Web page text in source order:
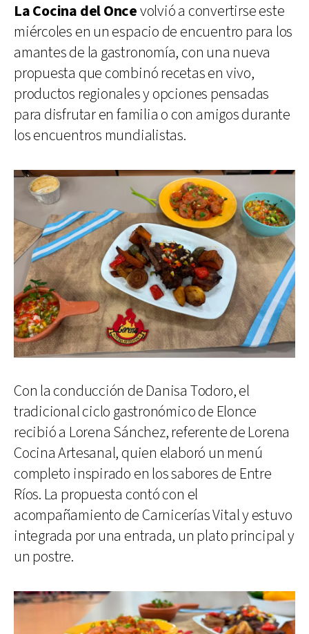
La Cocina del Oncevolvió a convertirse este
miércoles en un espacio de encuentro para los
amantes de la gastronomía, con una nueva
propuesta que combinó recetas en vivo,
productos regionales y opciones pensadas
para disfrutar en familia o con amigos durante
los encuentros mundialistas.
Con la conducción de Danisa Todoro, el
tradicional ciclo gastronómico de Elonce
recibió a Lorena Sánchez, referente de Lorena
Cocina Artesanal, quien elaboró un menú
completo inspirado en los sabores de Entre
Ríos. La propuesta contó con el
acompañamiento de Carnicerías Vital y estuvo
integrada por una entrada, un plato principal y
un postre.